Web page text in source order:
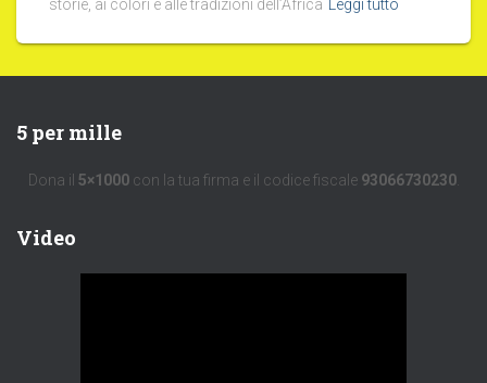
storie, ai colori e alle tradizioni dell’Africa
Leggi tutto
5 per mille
Dona il 5×1000con la tua firma e il codice fiscale 93066730230.
Video